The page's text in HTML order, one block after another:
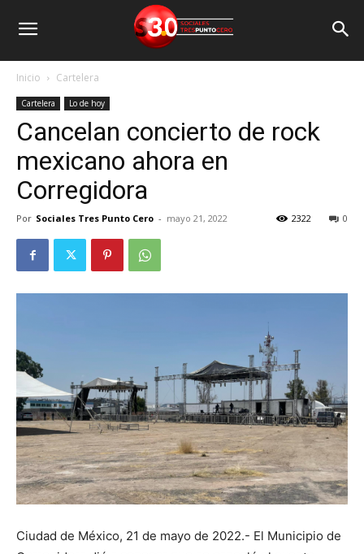
Inicio Cartelera
Cartelera Lo de hoy
Cancelan concierto de rock
mexicano ahora en
Corregidora
Por Sociales Tres Punto Cero - mayo 21, 2022 0
2322
Ciudad de México, 21 de mayo de 2022.- El Municipio de